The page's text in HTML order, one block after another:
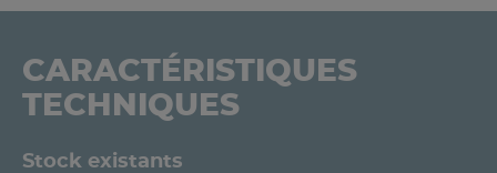
CARACTÉRISTIQUES
TECHNIQUES
Stock existants